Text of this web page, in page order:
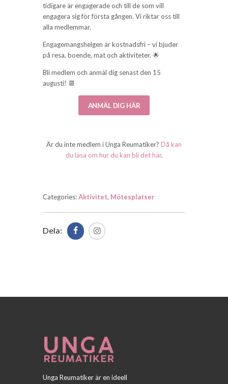
tidigare är engagerade och till de som vill
engagera sig för första gången. Vi riktar oss till
alla medlemmar.
Engagemangshelgen är kostnadsfri – vi bjuder
på resa, boende, mat och aktiviteter. 🌟
Bli medlem och anmäl dig senast den 15
augusti! 📆
ANMÄL DIG HÄR
Är du inte medlem i Unga Reumatiker? Då kan
du läsa om hur du kan bli det här.
Categories:Aktivitet, Mötesplatser
Dela:
Unga Reumatiker är en ideell